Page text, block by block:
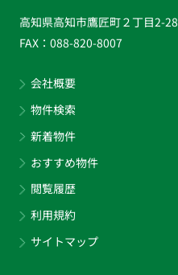
高知県高知市鷹匠町２丁目2-28
FAX： 088-820-8007
会社概要
物件検索
新着物件
おすすめ物件
閲覧履歴
利用規約
サイトマップ